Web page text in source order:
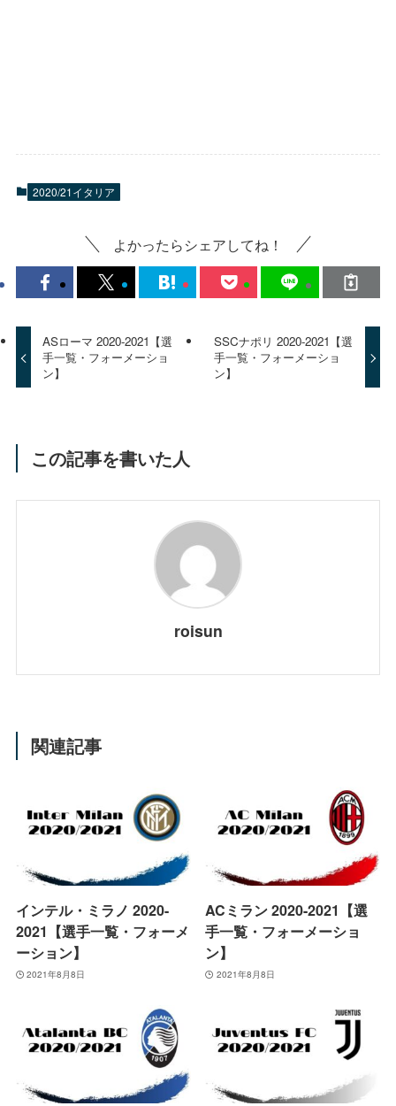
2020/21イタリア
よかったらシェアしてね！
ASローマ 2020-2021【選
手一覧・フォーメーショ
ン】
SSCナポリ 2020-2021【選
手一覧・フォーメーショ
ン】
この記事を書いた人
roisun
関連記事
インテル・ミラノ 2020-
2021【選手一覧・フォーメ
ーション】
2021年8月8日
ACミラン 2020-2021【選
手一覧・フォーメーショ
ン】
2021年8月8日